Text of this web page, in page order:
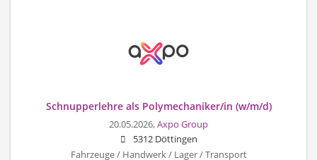
Schnupperlehre als Polymechaniker/in (w/m/d)
20.05.2026,Axpo Group
5312 Döttingen
Fahrzeuge / Handwerk / Lager / Transport